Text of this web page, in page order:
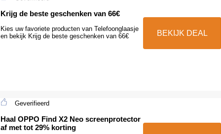
Krijg de beste geschenken van 66€
Kies uw favoriete producten van Telefoonglaasje
en bekijk Krijg de beste geschenken van 66€
BEKIJK DEAL
Geverifieerd
Haal OPPO Find X2 Neo screenprotector
af met tot 29% korting